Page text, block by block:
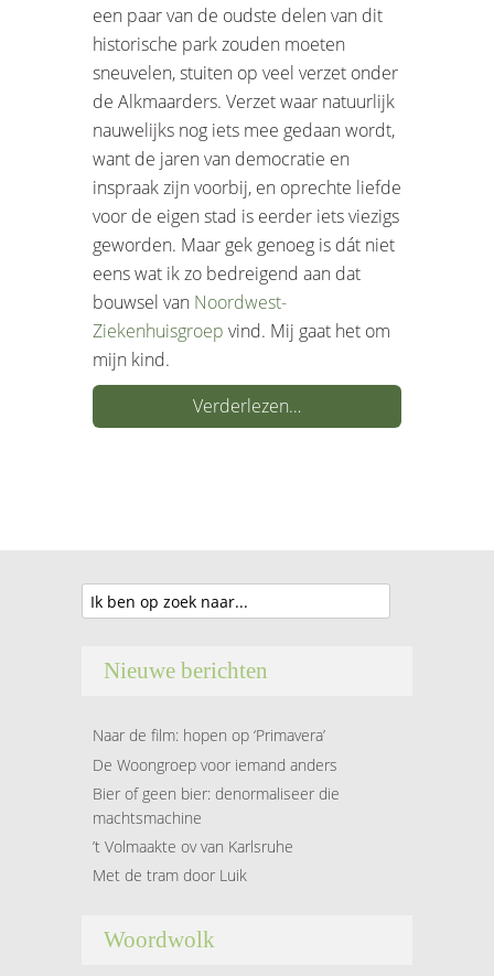
een paar van de oudste delen van dit
historische park zouden moeten
sneuvelen, stuiten op veel verzet onder
de Alkmaarders. Verzet waar natuurlijk
nauwelijks nog iets mee gedaan wordt,
want de jaren van democratie en
inspraak zijn voorbij, en oprechte liefde
voor de eigen stad is eerder iets viezigs
geworden. Maar gek genoeg is dát niet
eens wat ik zo bedreigend aan dat
bouwsel van Noordwest-
Ziekenhuisgroep vind. Mij gaat het om
mijn kind.
Verderlezen…
Nieuwe berichten
Naar de film: hopen op ‘Primavera’
De Woongroep voor iemand anders
Bier of geen bier: denormaliseer die
machtsmachine
’t Volmaakte ov van Karlsruhe
Met de tram door Luik
Woordwolk